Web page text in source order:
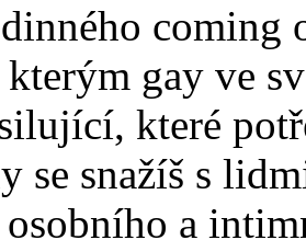
coming
gay ve
které
se snažíš s
a